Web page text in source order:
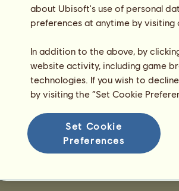
about Ubisoft's use of personal
preferences at anytime by
In addition to the above, by
website activity, including game
technologies. If you wish to
by visiting the “Set Cookie
Set Cookie
Preferences